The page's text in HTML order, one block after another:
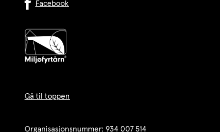
Facebook
Gå til toppen
Organisasjonsnummer: 934 007 514